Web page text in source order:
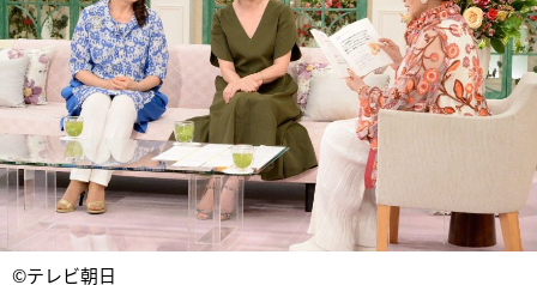
©テレビ朝日